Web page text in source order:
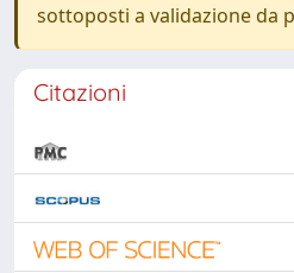
sottoposti a validazione da
Citazioni